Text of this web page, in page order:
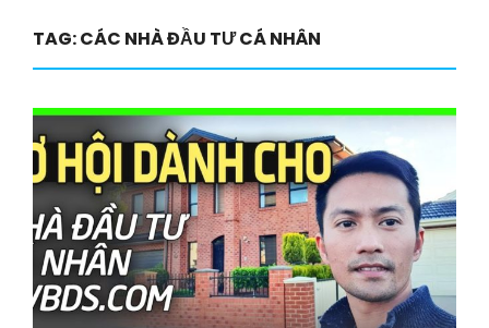
TAG:CÁC NHÀ ĐẦU TƯ CÁ NHÂN